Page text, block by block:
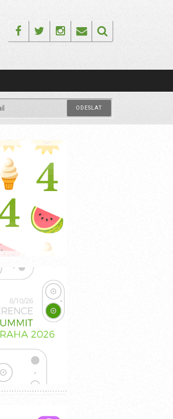
FacebookTwitterInstagram
Email